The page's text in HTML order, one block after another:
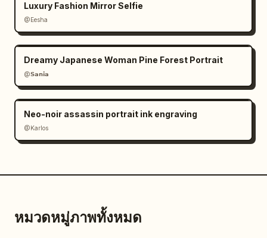
Luxury Fashion Mirror Selfie
@Eesha
Dreamy Japanese Woman Pine Forest Portrait
@𝗦𝗮𝗻𝗶𝗮
Neo-noir assassin portrait ink engraving
@Karlos
หมวดหมู่ภาพทั้งหมด